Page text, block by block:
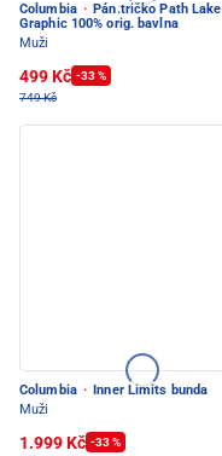
Columbia · Pán.tričko Path Lake
Graphic 100% orig. bavlna
Muži
499 Kč -33 %
749 Kč
Columbia ·
Inner Limits bunda
Muži
1.999 Kč -33 %